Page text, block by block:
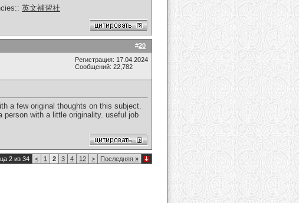
英文補習社
#20
Регистрация: 17.04.2024
Сообщений: 22,782
a few original thoughts on this subject.
person with a little originality. useful job
2 из 34 < 1 2 3 4 12 > Последняя »